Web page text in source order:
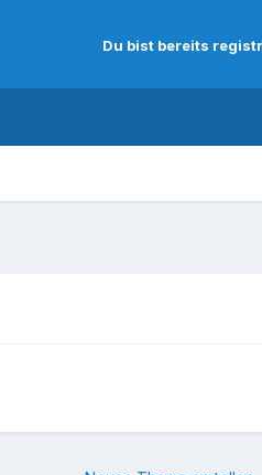
Du bist bereits